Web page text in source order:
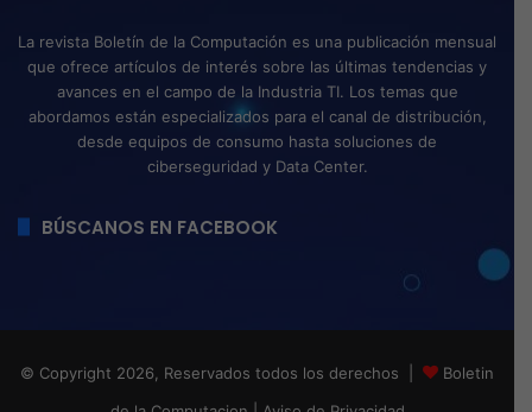
La revista Boletín de la Computación es una publicación mensual
que ofrece artículos de interés sobre las últimas tendencias y
avances en el campo de la Industria TI. Los temas que
abordamos están especializados para el canal de distribución,
desde equipos de consumo hasta soluciones de
ciberseguridad y Data Center.
BÚSCANOS EN FACEBOOK
© Copyright 2026, Reservados todos los derechos |
Boletin